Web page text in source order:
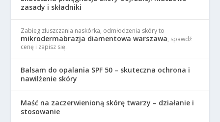
zasady i składniki
Zabieg złuszczania naskórka, odmłodzenia skóry to
mikrodermabrazja diamentowa warszawa, spawdź
cenę i zapisz się.
Balsam do opalania SPF 50 – skuteczna ochrona i
nawilżenie skóry
Maść na zaczerwienioną skórę twarzy – działanie i
stosowanie